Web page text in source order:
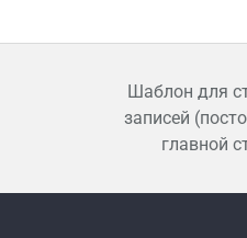
Шаблон для
записей
главной